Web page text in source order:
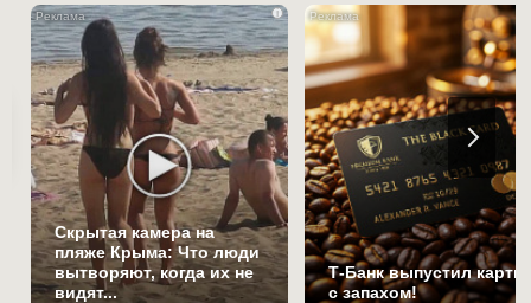
i
Скрытая камера на
пляже Крыма: Что люди
вытворяют, когда их не
видят...
Т-Банк выпустил карты
с запахом!